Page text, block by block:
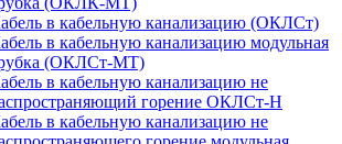
в кабельную канализацию (ОКЛСт)
в кабельную канализацию модульная
(ОКЛСт-МТ)
в кабельную канализацию не
горение ОКЛСт-Н
в кабельную канализацию не